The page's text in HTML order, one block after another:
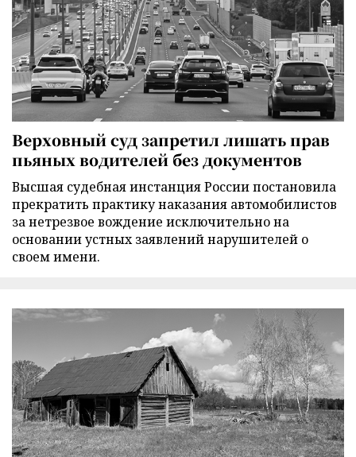
Верховный суд запретил лишать прав
пьяных водителей без документов
Высшая судебная инстанция России постановила
прекратить практику наказания автомобилистов
за нетрезвое вождение исключительно на
основании устных заявлений нарушителей о
своем имени.